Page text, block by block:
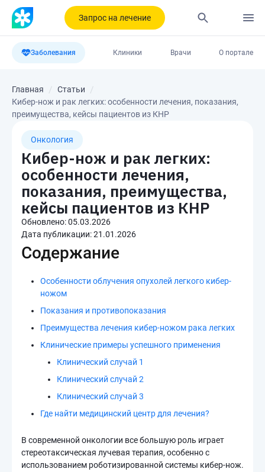
Запрос на лечение
Заболевания Клиники Врачи О портале
Главная
Статьи
Кибер-нож и рак легких: особенности лечения, показания,
преимущества, кейсы пациентов из КНР
Онкология
Кибер-нож и рак легких:
особенности лечения,
показания, преимущества,
кейсы пациентов из КНР
Обновлено:05.03.2026
Дата публикации:21.01.2026
Содержание
Особенности облучения опухолей легкого кибер-
ножом
Показания и противопоказания
Преимущества лечения кибер-ножом рака легких
Клинические примеры успешного применения
Клинический случай 1
Клинический случай 2
Клинический случай 3
Где найти медицинский центр для лечения?
В современной онкологии все большую роль играет
стереотаксическая лучевая терапия, особенно с
использованием роботизированной системы кибер-нож.